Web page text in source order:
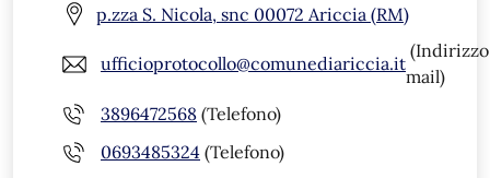
p.zza S. Nicola, snc 00072 Ariccia (RM)
ufficioprotocollo@comunediariccia.it
(Indirizzo
mail)
3896472568 (Telefono)
0693485324 (Telefono)